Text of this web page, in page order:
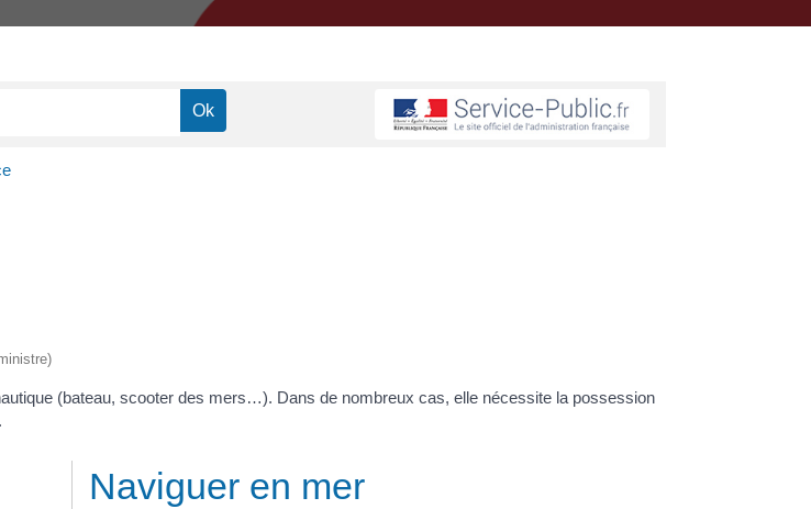
(bateau, scooter des mers…). Dans de nombreux cas, elle nécessite la possession
Naviguer en mer